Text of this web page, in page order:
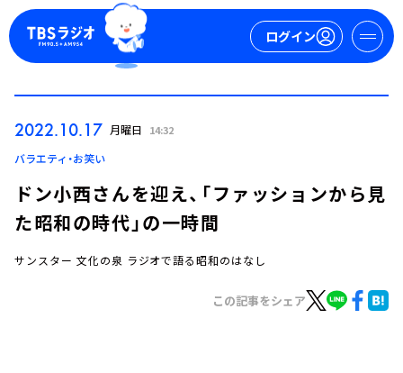
ログイン
ログイン
2022.10.17 月曜日 14:32
バラエティ・お笑い
ドン小西さんを迎え、「ファッションから見
た昭和の時代」の一時間
サンスター 文化の泉 ラジオで語る昭和のはなし
この記事をシェア